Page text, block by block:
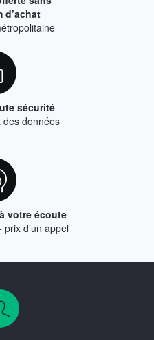
d’achat
sécurité
des données
votre écoute
d’un appel